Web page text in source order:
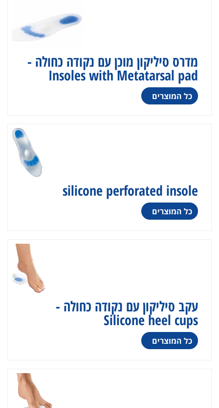
מדרס סיליקון מוכן עם נקודה כחולה -
Insoles with Metatarsal pad
כל המוצרים
silicone perforated insole
כל המוצרים
עקב סיליקון עם נקודה כחולה -
Silicone heel cups
כל המוצרים